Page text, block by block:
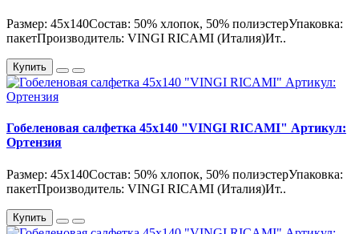
Размер: 45х140Состав: 50% хлопок, 50% полиэстерУпаковка:
пакетПроизводитель: VINGI RICAMI (Италия)Ит..
Купить
Гобеленовая салфетка 45х140 "VINGI RICAMI" Артикул:
Ортензия
Размер: 45х140Состав: 50% хлопок, 50% полиэстерУпаковка:
пакетПроизводитель: VINGI RICAMI (Италия)Ит..
Купить